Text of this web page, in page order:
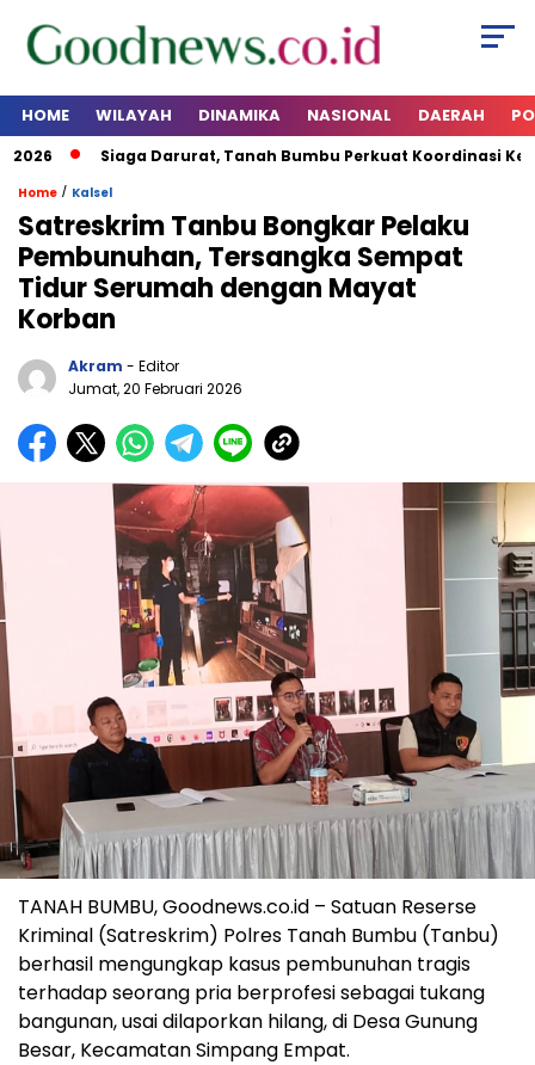
HOME WILAYAH DINAMIKA NASIONAL DAERAH
Siaga Darurat, Tanah Bumbu Perkuat Koordinasi
Home / Kalsel
Satreskrim Tanbu Bongkar Pelaku
Pembunuhan, Tersangka Sempat
Tidur Serumah dengan Mayat
Korban
Akram - Editor
Jumat, 20 Februari 2026
TANAH BUMBU, Goodnews.co.id – Satuan Reserse
Kriminal (Satreskrim) Polres Tanah Bumbu (Tanbu)
berhasil mengungkap kasus pembunuhan tragis
terhadap seorang pria berprofesi sebagai tukang
bangunan, usai dilaporkan hilang, di Desa Gunung
Besar, Kecamatan Simpang Empat.